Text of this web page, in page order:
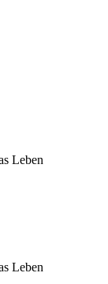
Leben
Leben